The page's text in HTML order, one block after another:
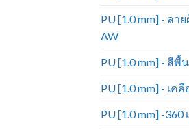
PU [1.0 mm] - ลา
AW
PU [1.0 mm] - สีพื้น
PU [1.0 mm] - เค
PU [1.0 mm] -360